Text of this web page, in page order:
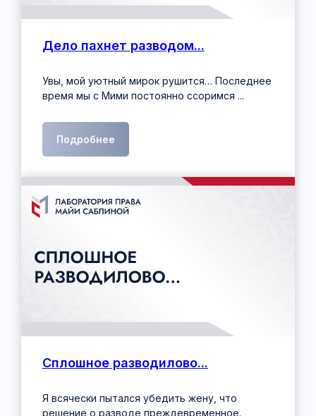
Дело пахнет разводом...
Увы, мой уютный мирок рушится… Последнее
время мы с Мими постоянно ссоримся ...
Подробнее
Сплошное разводилово...
Я всячески пытался убедить жену, что
решение о разводе преждевременное.